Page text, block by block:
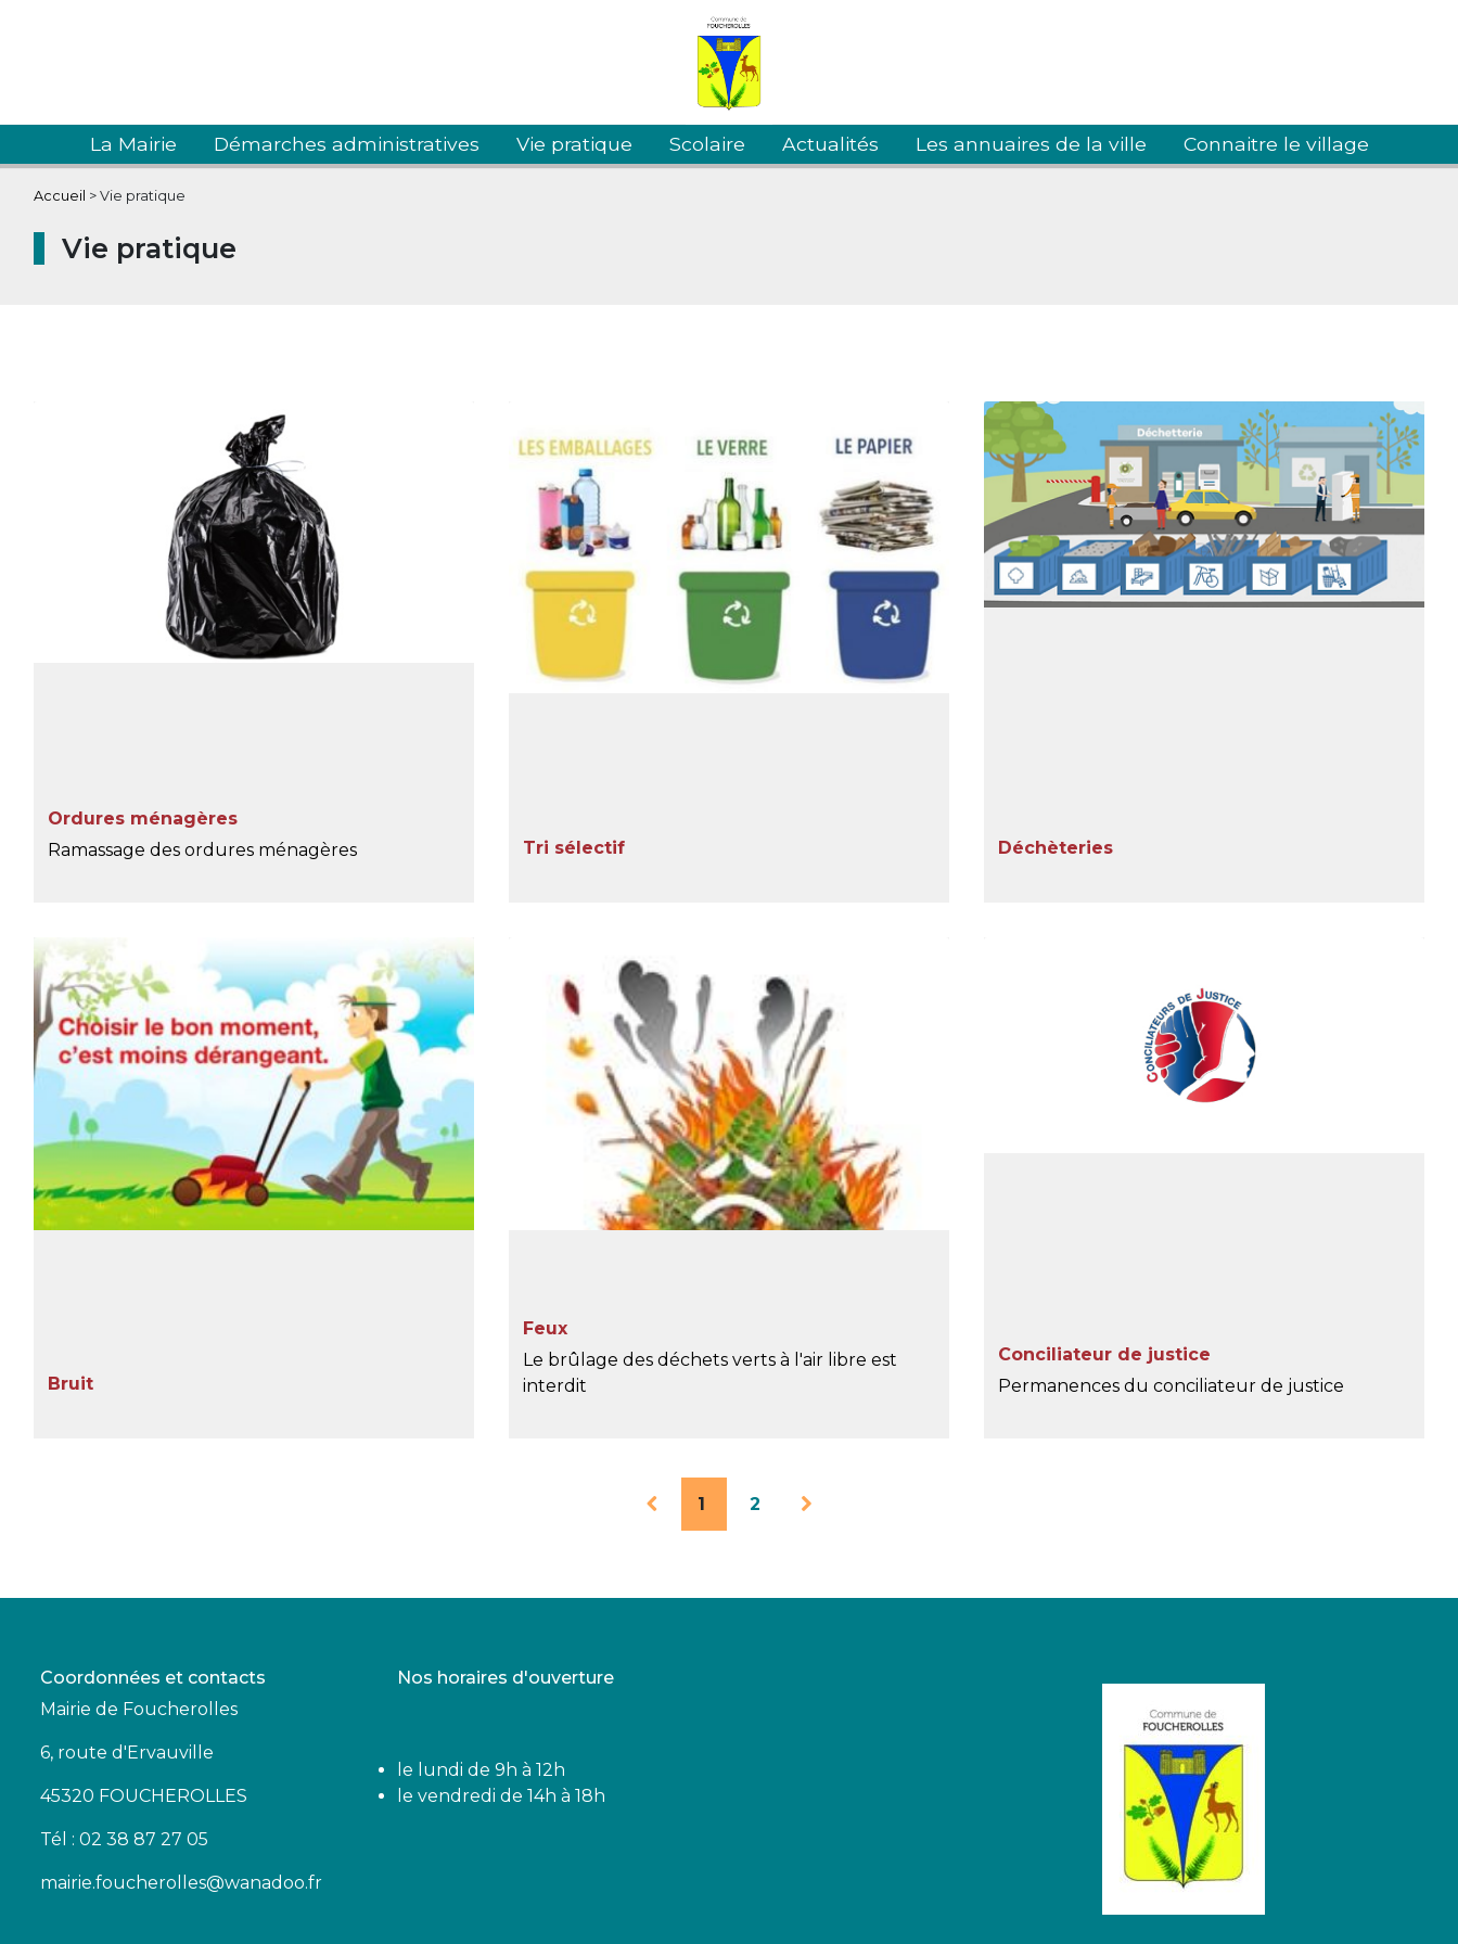
La Mairie Démarches administratives Vie pratique Scolaire Actualités Les annuaires de la ville Connaitre le village
Accueil > Vie pratique
Vie pratique
Ordures ménagères
Ramassage des ordures ménagères
Tri sélectif Déchèteries
Bruit
Feux
Le brûlage des déchets verts à l'air libre est
interdit
Conciliateur de justice
Permanences du conciliateur de justice
1 2
Coordonnées et contacts
Mairie de Foucherolles
6, route d'Ervauville
45320 FOUCHEROLLES
Tél : 02 38 87 27 05
mairie.foucherolles@wanadoo.fr
Nos horaires d'ouverture
le lundi de 9h à 12h
le vendredi de 14h à 18h